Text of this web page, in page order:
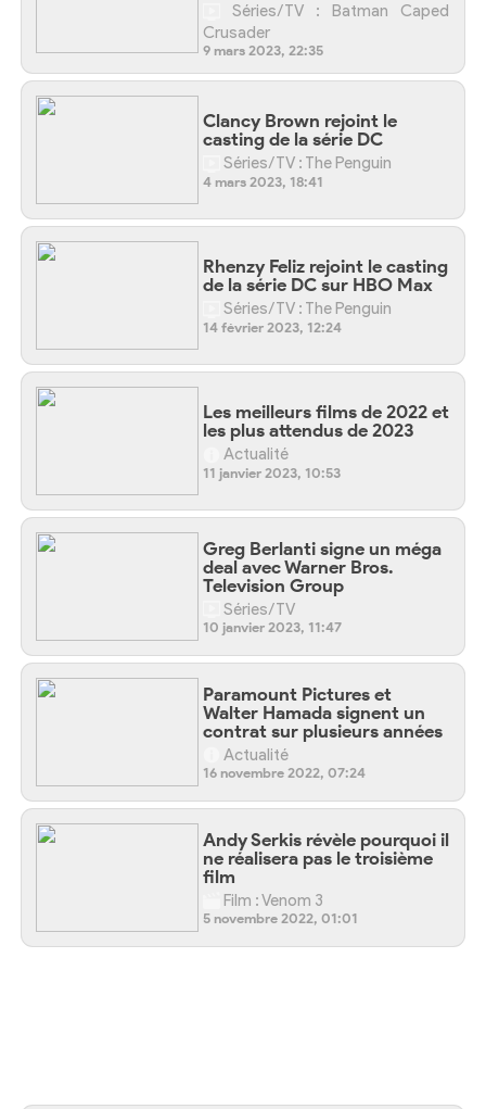
Séries/TV : Batman Caped
Crusader
9 mars 2023, 22:35
Clancy Brown rejoint le
casting de la série DC
Séries/TV : The Penguin
4 mars 2023, 18:41
Rhenzy Feliz rejoint le casting
de la série DC sur HBO Max
Séries/TV : The Penguin
14 février 2023, 12:24
Les meilleurs films de 2022 et
les plus attendus de 2023
Actualité
11 janvier 2023, 10:53
Greg Berlanti signe un méga
deal avec Warner Bros.
Television Group
Séries/TV
10 janvier 2023, 11:47
Paramount Pictures et
Walter Hamada signent un
contrat sur plusieurs années
Actualité
16 novembre 2022, 07:24
Andy Serkis révèle pourquoi il
ne réalisera pas le troisième
film
Film : Venom 3
5 novembre 2022, 01:01